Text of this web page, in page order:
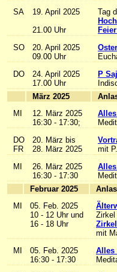
SA
19. April 2025
21.00 Uhr
Tag
SO
20. April 2025
09.00 Uhr
DO
24. April 2025
17.00 Uhr
P
März 2025
MI
12. März 2025
16:30 - 17:30;
DO
FR
20. März bis
28. März 2025
mit
MI
26. März 2025
16:30 - 17:30
Februar 2025
MI
05. Feb. 2025
10 - 12 Uhr und
16 - 18 Uhr
Zirkel
mit
MI
05. Feb. 2025
16:30 - 17:30
Alles